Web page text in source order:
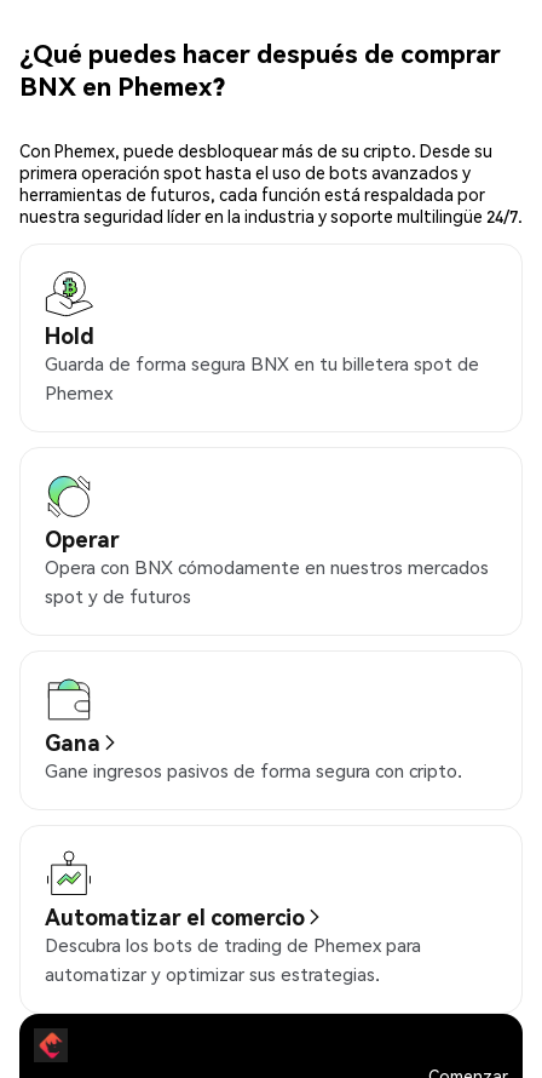
¿Qué puedes hacer después de comprar
BNX en Phemex?
Con Phemex, puede desbloquear más de su cripto. Desde su
primera operación spot hasta el uso de bots avanzados y
herramientas de futuros, cada función está respaldada por
nuestra seguridad líder en la industria y soporte multilingüe 24/7.
Hold
Guarda de forma segura BNX en tu billetera spot de
Phemex
Operar
Opera con BNX cómodamente en nuestros mercados
spot y de futuros
Gana
Gane ingresos pasivos de forma segura con cripto.
Automatizar el comercio
Descubra los bots de trading de Phemex para
automatizar y optimizar sus estrategias.